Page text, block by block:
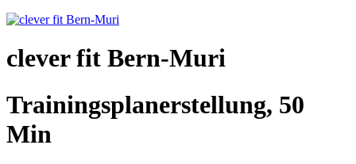
clever fit Bern-Muri
Trainingsplanerstellung, 50
Min